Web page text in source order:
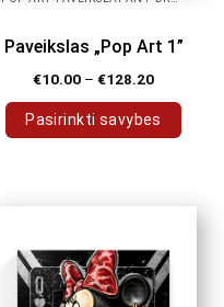
Paveikslas „Pop Art 1”
€10.00 – €128.20
Pasirinkti savybes
The
options